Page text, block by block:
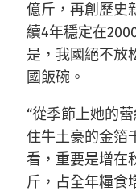
億斤，再創歷史
續4年穩定在
是，我國絕不放
國飯碗。
“從季節上她的
住牛土豪的金箔
看，重要是增在
斤，占全年糧食